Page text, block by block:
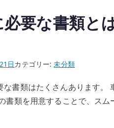
要な書類と
日カテゴリー:未分類
書類はたくさんあります
書類を用意することで、ス